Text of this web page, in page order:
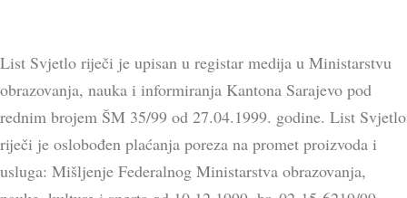
List Svjetlo riječi je upisan u registar medija u Ministarstvu
obrazovanja, nauka i informiranja Kantona Sarajevo pod
rednim brojem ŠM 35/99 od 27.04.1999. godine. List Svjetlo
riječi je oslobođen plaćanja poreza na promet proizvoda i
usluga: Mišljenje Federalnog Ministarstva obrazovanja,